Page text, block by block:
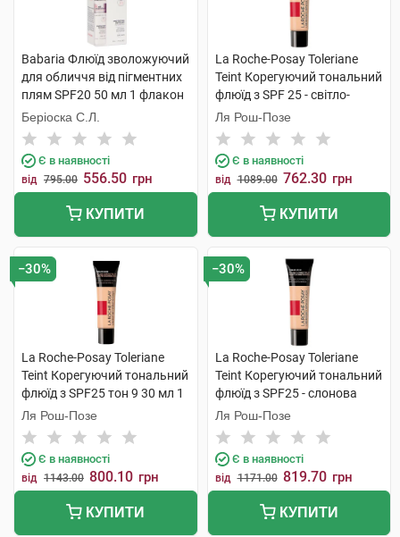
Babaria Флюїд зволожуючий
для обличчя від пігментних
плям SPF20 50 мл 1 флакон
Беріоска С.Л.
Є в наявності
від 795.00 556.50 грн
КУПИТИ
La Roche-Posay Toleriane
Teint Корегуючий тональний
флюїд з SPF 25 - світло-
бежевий 30 мл 1 туба
Ля Рош-Позе
Є в наявності
від 1089.00 762.30 грн
КУПИТИ
−30%
La Roche-Posay Toleriane
Teint Корегуючий тональний
флюїд з SPF25 тон 9 30 мл 1
туба
Ля Рош-Позе
Є в наявності
від 1143.00 800.10 грн
КУПИТИ
−30%
La Roche-Posay Toleriane
Teint Корегуючий тональний
флюїд з SPF25 - слонова
кістка 30 мл 1 туба
Ля Рош-Позе
Є в наявності
від 1171.00 819.70 грн
КУПИТИ